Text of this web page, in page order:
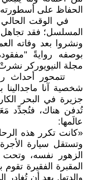
الحفاظ على أسطورته
في الوقت الحالي
المسلسل؛ فقد تجاهل
ونشروا بعد وفاته
بوصفه روايةً
مجلة النيويوركر نشرتْ
تتمحور أحداث
شخصية آنا
جزيرة في البحر
تُدفن هناك، فتُجدِّد
عالَمها:
وتستقل سيارة
الزهور نفسه،
المقبرة الفقيرة
والدتها. بعد أن تُغادر